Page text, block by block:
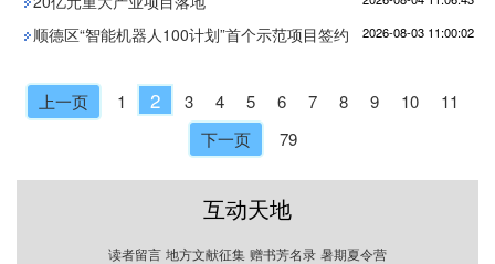
顺德区“智能机器人100计划”首个示范项目签约 2026-08-03 11:00:02
上一页 1 2 3 4 5 6 7 8 9 10
11
下一页
79
互动天地
读者留言 地方文献征集 赠书芳名录 暑期夏令营